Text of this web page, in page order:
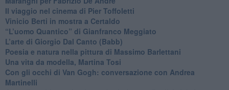
​Il viaggio nel cinema di Pier Toffoletti
Vinicio Berti in mostra a Certaldo
“L’uomo Quantico” di Gianfranco Meggiato
​L’arte di Giorgio Dal Canto (Babb)
Poesia e natura nella pittura di Massimo Barlettani
Una vita da modella, Martina Tosi
​Con gli occhi di Van Gogh: conversazione con Andrea
Martinelli